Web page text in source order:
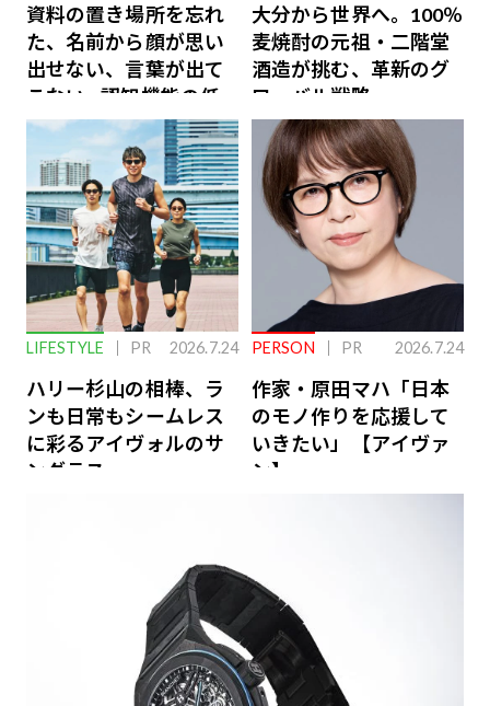
資料の置き場所を忘れ
た、名前から顔が思い
出せない、言葉が出て
こない…認知機能の低
下を救う、脳のインナ
ーケアとは
大分から世界へ。100％
麦焼酎の元祖・二階堂
酒造が挑む、革新のグ
ローバル戦略
LIFESTYLE PR 2026.7.24
ハリー杉山の相棒、ラ
ンも日常もシームレス
に彩るアイヴォルのサ
ングラス
PERSON PR 2026.7.24
作家・原田マハ「日本
のモノ作りを応援して
いきたい」【アイヴァ
ン】